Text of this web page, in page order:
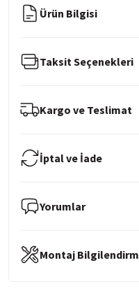
Ürün Bilgisi
Taksit Seçenekleri
Kargo ve Teslimat
İptal ve İade
Yorumlar
Montaj